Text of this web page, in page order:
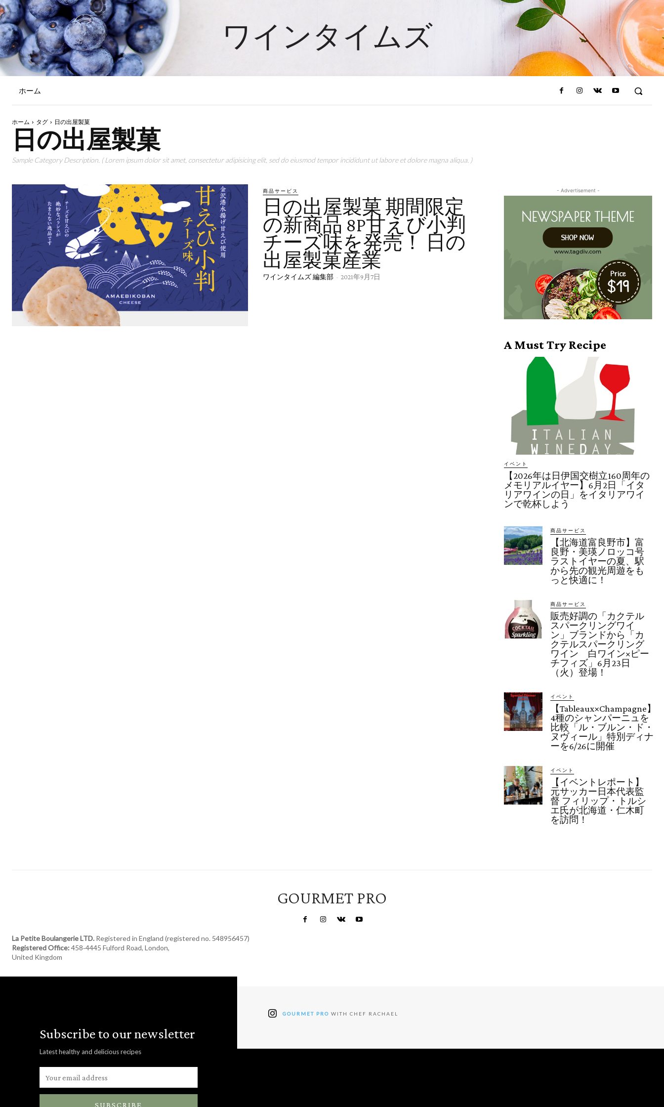
ワインタイムズ
ホーム
ホーム タグ 日の出屋製菓
日の出屋製菓
Sample Category Description. ( Lorem ipsum dolor sit amet, consectetur adipisicing elit, sed do eiusmod tempor incididunt ut labore et dolore magna aliqua. )
商品サービス
日の出屋製菓 期間限定
の新商品 8P甘えび小判
チーズ味を発売！ 日の
出屋製菓産業
ワインタイムズ 編集部 - 2021年9月7日
- Advertisement -
A Must Try Recipe
イベント
【2026年は日伊国交樹立160周年の
メモリアルイヤー】6月2日「イタ
リアワインの日」をイタリアワイ
ンで乾杯しよう
商品サービス
【北海道富良野市】富
良野・美瑛ノロッコ号
ラストイヤーの夏、駅
から先の観光周遊をも
っと快適に！
商品サービス
販売好調の「カクテル
スパークリングワイ
ン」ブランドから「カ
クテルスパークリング
ワイン 白ワイン×ピー
チフィズ」6月23日
（火）登場！
イベント
【Tableaux×Champagne】
4種のシャンパーニュを
比較「ル・ブルン・ド・
ヌヴィール」特別ディナ
ーを6/26に開催
イベント
【イベントレポート】
元サッカー日本代表監
督 フィリップ・トルシ
エ氏が北海道・仁木町
を訪問！
GOURMET PRO
La Petite Boulangerie LTD. Registered in England (registered no. 548956457)
Registered Office: 458‑4445 Fulford Road, London,
United Kingdom
Subscribe to our newsletter
Latest healthy and delicious recipes
SUBSCRIBE
GOURMET PRO WITH CHEF RACHAEL